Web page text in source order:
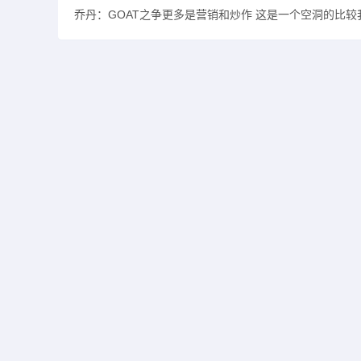
乔丹：GOAT之争更多是营销和炒作 这是一个空洞的比较